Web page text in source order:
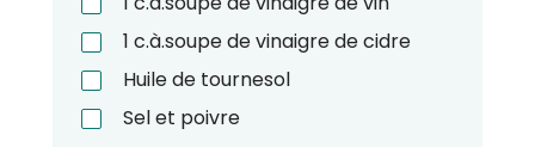
1 c.à.soupede vinaigre de cidre
Huile de tournesol
Sel et poivre